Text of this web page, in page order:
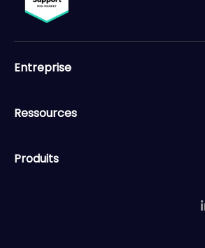
Entreprise
Ressources
Produits